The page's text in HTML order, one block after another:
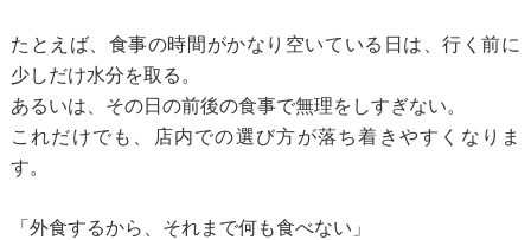
たとえば、食事の時間がかなり空いている日は、行く前に
少しだけ水分を取る。
あるいは、その日の前後の食事で無理をしすぎない。
これだけでも、店内での選び方が落ち着きやすくなりま
す。
「外食するから、それまで何も食べない」